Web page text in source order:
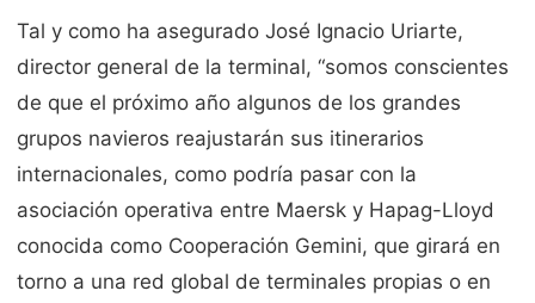
Tal y como ha asegurado José Ignacio Uriarte,
director general de la terminal, “somos conscientes
de que el próximo año algunos de los grandes
grupos navieros reajustarán sus itinerarios
internacionales, como podría pasar con la
asociación operativa entre Maersk y Hapag-Lloyd
conocida como Cooperación Gemini, que girará en
torno a una red global de terminales propias o en